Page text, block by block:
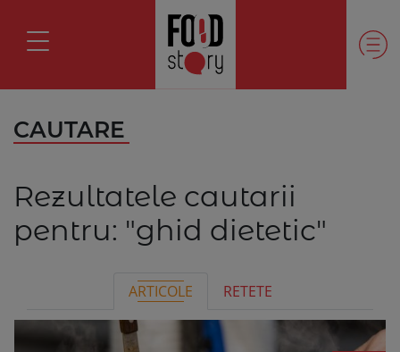
CAUTARE
Rezultatele cautarii
pentru: "ghid dietetic"
ARTICOLE RETETE